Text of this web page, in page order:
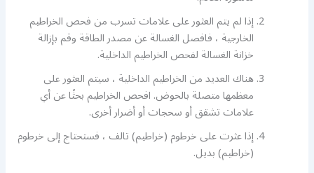
إذا لم يتم العثور على علامات تسرب من فحص الخراطيم
الخارجية ، فافصل الغسالة عن مصدر الطاقة وقم بإزالة
خزانة الغسالة لفحص الخراطيم الداخلية.
هناك العديد من الخراطيم الداخلية ، سيتم العثور على
معظمها متصلة بالحوض. افحص الخراطيم بحثًا عن أي
علامات تشقق أو سحجات أو أضرار أخرى.
إذا عثرت على خرطوم (خراطيم) تالف ، فستحتاج إلى خرطوم
(خراطيم) بديل.